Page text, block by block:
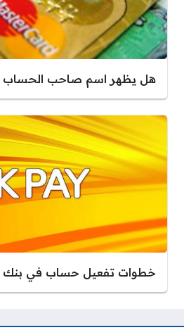
هل يظهر اسم صاحب الحساب
خطوات تفعيل حساب في بنك okpay